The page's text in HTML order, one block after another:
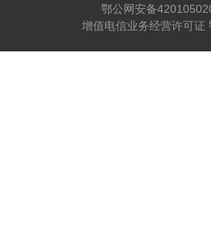
鄂公网安备
增值电信业务经营许可证